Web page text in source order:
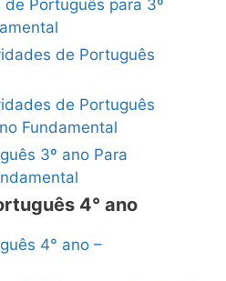
Português para 3º
de Português
de Português
Fundamental
3º ano Para
4° ano
4° ano –